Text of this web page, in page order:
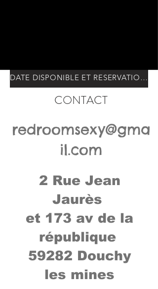
DATE DISPONIBLE ET RESERVATION : CLIQUEZ ICI
CONTACT
redroomsexy@gma
il.com
2 Rue Jean
Jaurès
et 173 av de la
république
59282 Douchy
les mines